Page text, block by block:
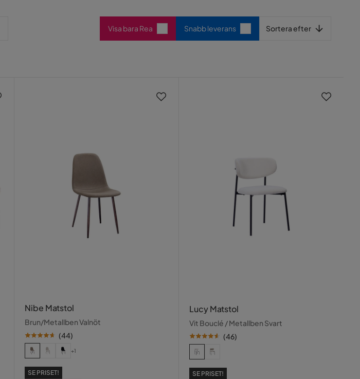
Visa bara Rea Snabb leverans Sortera efter
Nibe Matstol
Brun/Metallben Valnöt
(44)
+1
SE PRISET!
Lucy Matstol
Vit Bouclé / Metallben Svart
(46)
SE PRISET!